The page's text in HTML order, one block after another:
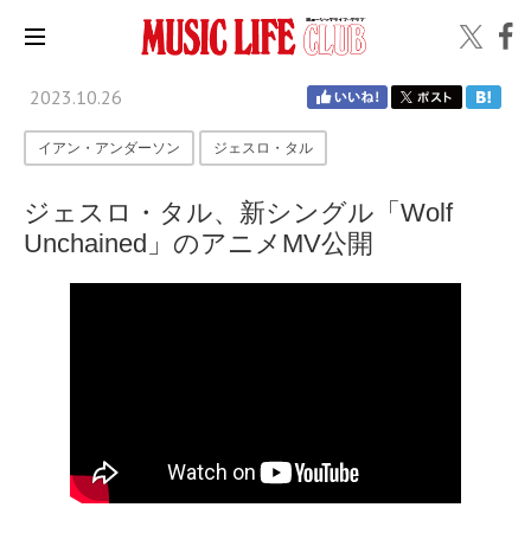
2023.10.26
イアン・アンダーソン ジェスロ・タル
ジェスロ・タル、新シングル「Wolf
Unchained」のアニメMV公開